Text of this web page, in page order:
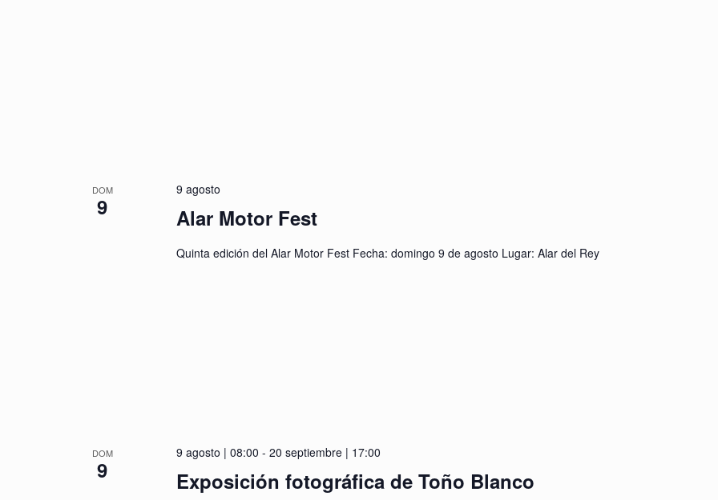
DOM
9 Alar Motor Fest
9 agosto
Quinta edición del Alar Motor Fest Fecha: domingo 9 de agosto Lugar: Alar del Rey
DOM
9 Exposición fotográfica de Toño Blanco
9 agosto | 08:00 - 20 septiembre | 17:00